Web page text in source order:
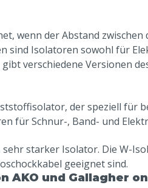
wenn der Abstand
sind Isolatoren sowohl für
verschiedene Versionen
der speziell für
für Schnur-, Band- und
starker Isolator. Die W-
geeignet sind.
AKO und Gallagher